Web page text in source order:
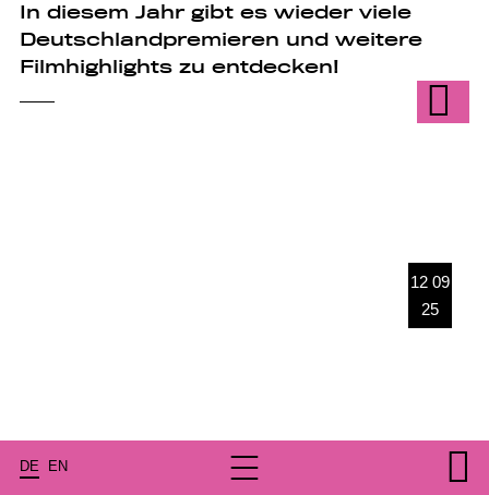
DE EN
In diesem Jahr gibt es wieder viele
Deutschlandpremieren und weitere
Filmhighlights zu entdecken!
Kultur in der +2-Grad-Gesellschaft
12 09
25